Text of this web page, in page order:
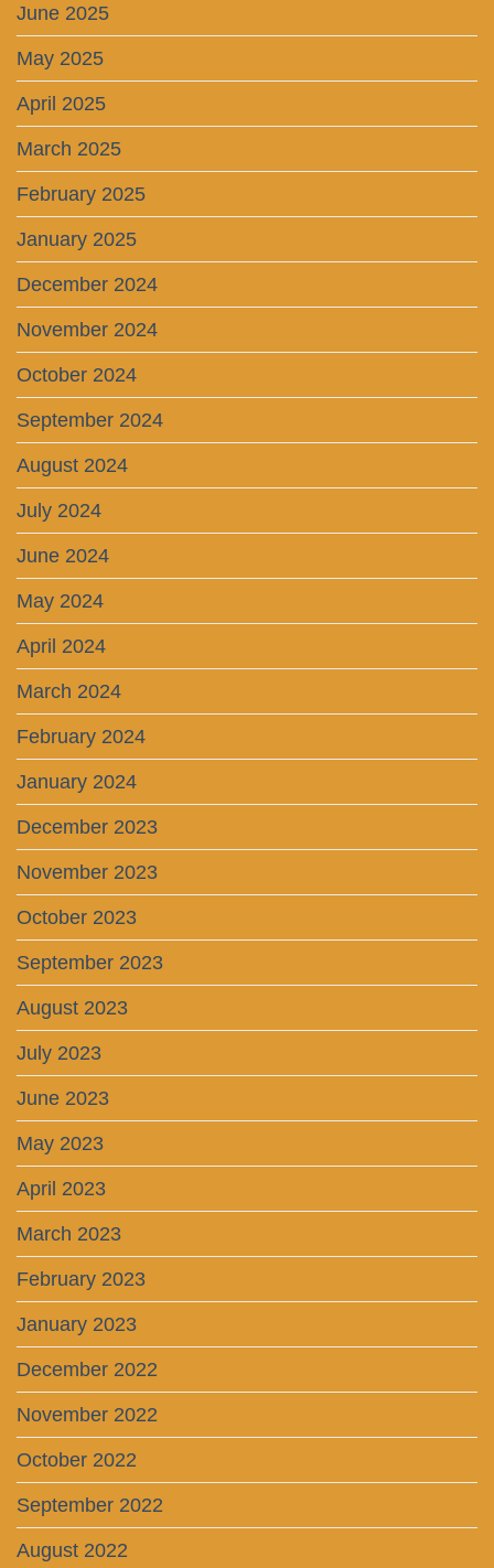
June 2025
May 2025
April 2025
March 2025
February 2025
January 2025
December 2024
November 2024
October 2024
September 2024
August 2024
July 2024
June 2024
May 2024
April 2024
March 2024
February 2024
January 2024
December 2023
November 2023
October 2023
September 2023
August 2023
July 2023
June 2023
May 2023
April 2023
March 2023
February 2023
January 2023
December 2022
November 2022
October 2022
September 2022
August 2022